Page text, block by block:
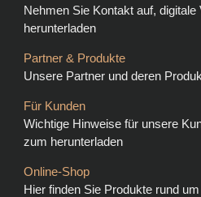
Nehmen Sie Kontakt auf,
herunterladen
Partner & Produkte
Unsere Partner und deren
Für Kunden
Wichtige Hinweise für unsere
zum herunterladen
Online-Shop
Hier finden Sie Produkte rund